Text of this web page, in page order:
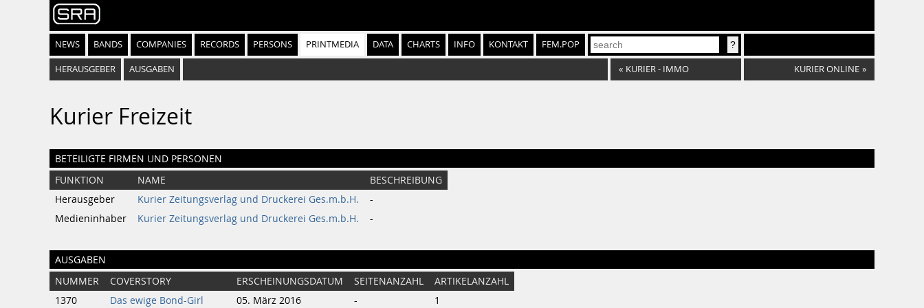
NEWS BANDS COMPANIES RECORDS PERSONS PRINTMEDIA DATA CHARTS INFO KONTAKT FEM.POP
HERAUSGEBER AUSGABEN « KURIER - IMMO KURIER ONLINE »
Kurier Freizeit
BETEILIGTE FIRMEN UND PERSONEN
FUNKTION NAME
BESCHREIBUNG
Herausgeber
Kurier Zeitungsverlag und Druckerei Ges.m.b.H.
-
Medieninhaber
Kurier Zeitungsverlag und Druckerei Ges.m.b.H. -
AUSGABEN
NUMMER COVERSTORY ERSCHEINUNGSDATUM SEITENANZAHL
ARTIKELANZAHL
1370
Das ewige Bond-Girl 05. März 2016 -
1